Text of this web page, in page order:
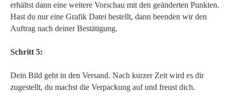
erhältst dann eine weitere Vorschau mit den geänderten Punkten.
Hast du nur eine Grafik Datei bestellt, dann beenden wir den
Auftrag nach deiner Bestätigung.
Schritt 5:
Dein Bild geht in den Versand. Nach kurzer Zeit wird es dir
zugestellt, du machst die Verpackung auf und freust dich.